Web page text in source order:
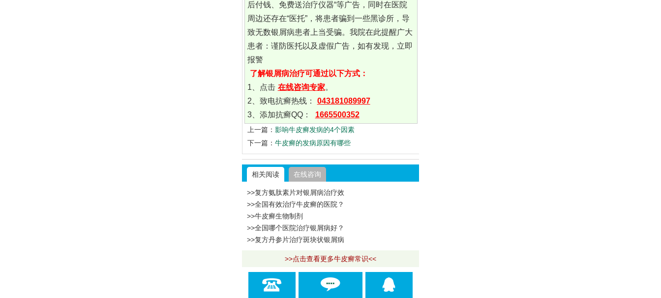
后付钱、免费送治疗仪器“等广告，同时在医院
周边还存在“医托”，将患者骗到一些黑诊所，导
致无数银屑病患者上当受骗。我院在此提醒广大
患者：谨防医托以及虚假广告，如有发现，立即
报警
了解银屑病治疗可通过以下方式：
1、点击 在线咨询专家。
2、致电抗癣热线：
043181089997
3、添加抗癣QQ：
1665500352
上一篇： 影响牛皮癣发病的4个因素
下一篇： 牛皮癣的发病原因有哪些
相关阅读 在线咨询
>>复方氨肽素片对银屑病治疗效
>>全国有效治疗牛皮癣的医院？
>>牛皮癣生物制剂
>>全国哪个医院治疗银屑病好？
>>复方丹参片治疗斑块状银屑病
>>点击查看更多牛皮癣常识<<